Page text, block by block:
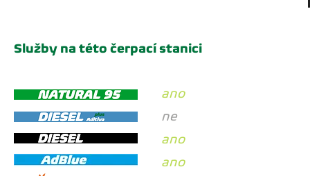
Služby na této čerpací stanici
ano
ne
ano
ano